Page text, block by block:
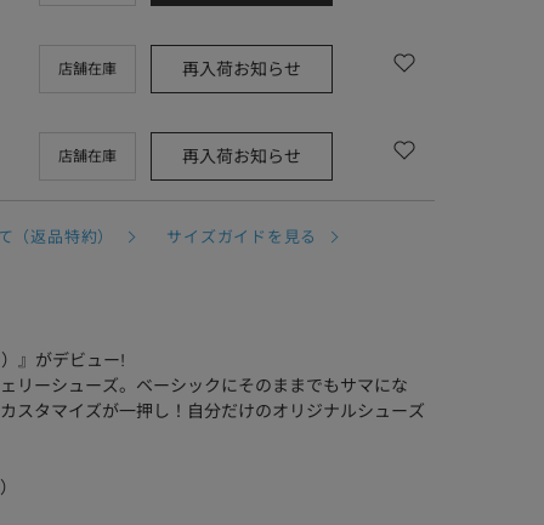
店舗在庫 再入荷お知らせ
店舗在庫 再入荷お知らせ
（返品特約）
サイズガイドを見る
』がデビュー!
リーシューズ。ベーシックにそのままでもサマにな
スタマイズが一押し！自分だけのオリジナルシューズ